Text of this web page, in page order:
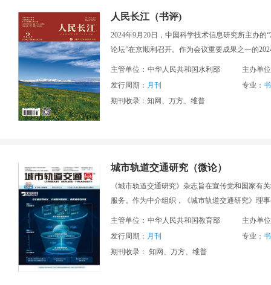
人民长江（书评)
2024年9月20日，中国科学技术信息研究所主办
论坛”在京顺利召开。作为会议重要成果之一的
技核心期刊。
主管单位： 中华人民共和国水利部
主办单
发行周期： 月刊 专业：
期刊收录：知网、万方、维普
城市轨道交通研究（微论）
《城市轨道交通研究》杂志旨在宣传党和国家有
服务。作为中介组织，《城市轨道交通研究》理
主管单位： 中华人民共和国教育部
主办单
发行周期： 月刊 专业：
期刊收录： 知网、万方、维普